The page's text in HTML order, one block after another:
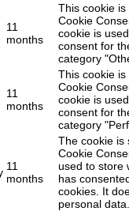
11
months
This cookie is
Cookie
cookie is
consent for
category
11
months
This cookie is
Cookie
cookie is
consent for
category
11
months
The cookie is
Cookie
used to store
has
cookies. It
personal data.